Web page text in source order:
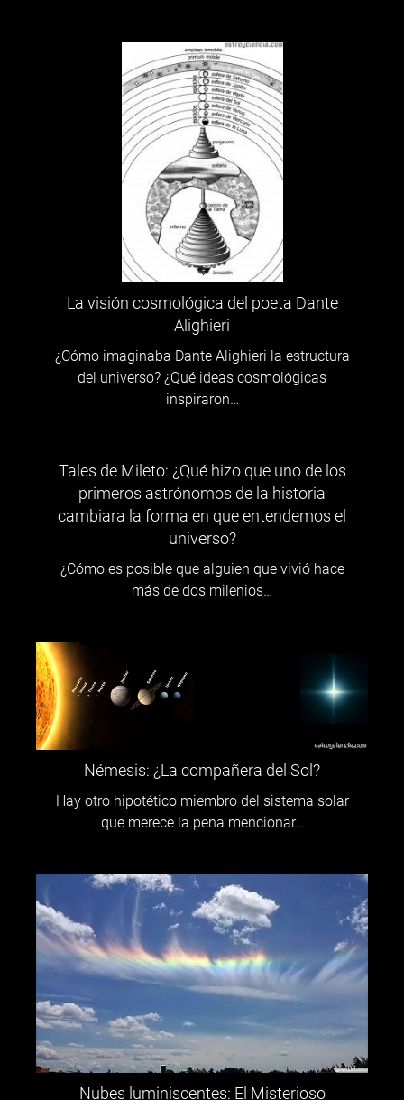
La visión cosmológica del poeta Dante
Alighieri
¿Cómo imaginaba Dante Alighieri la estructura
del universo? ¿Qué ideas cosmológicas
inspiraron…
Tales de Mileto: ¿Qué hizo que uno de los
primeros astrónomos de la historia
cambiara la forma en que entendemos el
universo?
¿Cómo es posible que alguien que vivió hace
más de dos milenios…
Némesis: ¿La compañera del Sol?
Hay otro hipotético miembro del sistema solar
que merece la pena mencionar…
Nubes luminiscentes: El Misterioso